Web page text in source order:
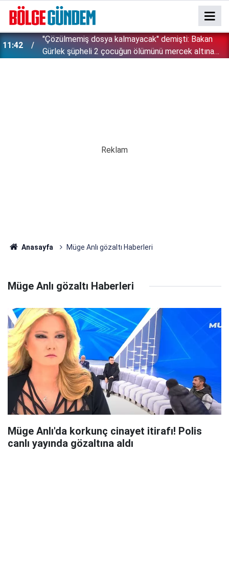
11:42
''Çözülmemiş dosya kalmayacak'' demişti: Bakan
Gürlek şüpheli 2 çocuğun ölümünü mercek altına
Anasayfa Müge Anlı gözaltı Haberleri
Müge Anlı gözaltı Haberleri
Müge Anlı'da korkunç cinayet itirafı! Polis
canlı yayında gözaltına aldı